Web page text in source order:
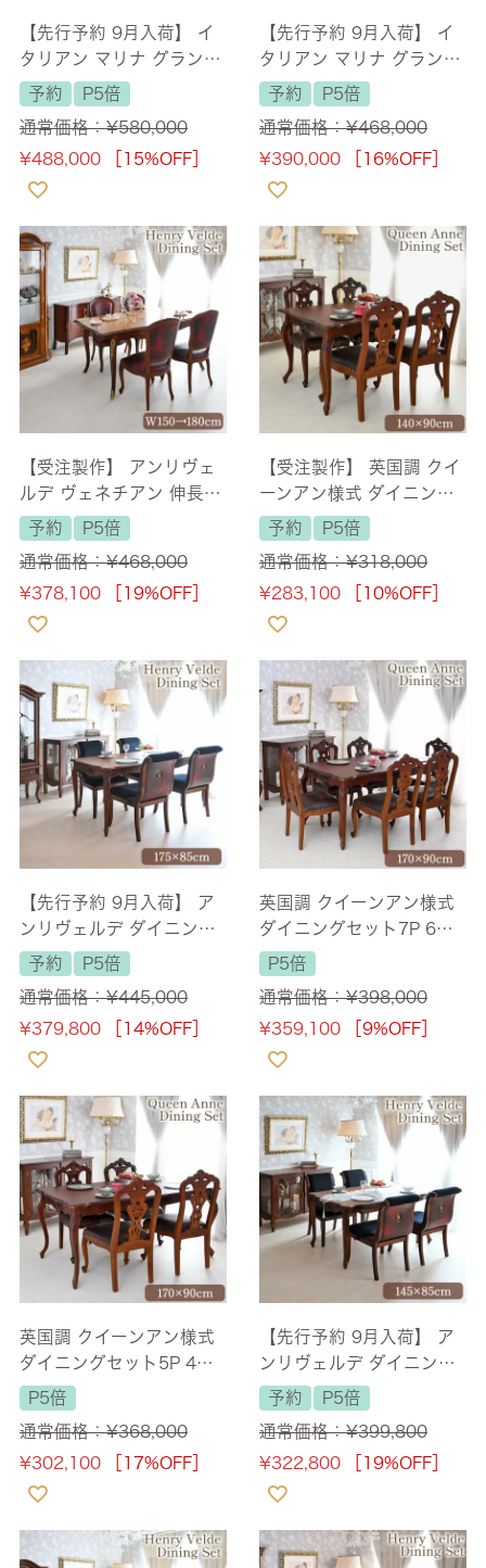
【先行予約 9月入荷】 イ
タリアン マリナ グランデ
長方形 ダイニングセット7
P 6人掛け ジュリアチェア
幅165cm 【送料無料/設
置サービス付】
予約
P5倍
通常価格：¥580,000
¥488,000 ［15%OFF］
【先行予約 9月入荷】 イ
タリアン マリナ グランデ
長方形 ダイニングセット5
P 4人掛け ジュリアチェア
幅165cm 【送料無料/設
置サービス付】
予約
P5倍
通常価格：¥468,000
¥390,000 ［16%OFF］
【受注製作】 アンリヴェ
ルデ ヴェネチアン 伸長式
ダイニングセット5P 4人
掛け ワイン 幅150→180c
m 【送料無料/設置サービ
ス付】
予約
P5倍
通常価格：¥468,000
¥378,100 ［19%OFF］
【受注製作】 英国調 クイ
ーンアン様式 ダイニング
セット5P 4人掛け ブラウ
ン 幅140cm 【送料無料/
設置サービス付】
予約
P5倍
通常価格：¥318,000
¥283,100 ［10%OFF］
【先行予約 9月入荷】 ア
ンリヴェルデ ダイニング
セット5P 4人掛け ブラウ
ン ハンドルチェア 幅175
cm 【送料無料/設置サー
ビス付】
予約
P5倍
通常価格：¥445,000
¥379,800 ［14%OFF］
英国調 クイーンアン様式
ダイニングセット7P 6人
掛け ブラウン 幅170cm
【送料無料/設置サービス
付】
P5倍
通常価格：¥398,000
¥359,100 ［9%OFF］
英国調 クイーンアン様式
ダイニングセット5P 4人
掛け ブラウン 幅170cm
【送料無料/設置サービス
付】
P5倍
通常価格：¥368,000
¥302,100 ［17%OFF］
【先行予約 9月入荷】 ア
ンリヴェルデ ダイニング
セット5P 4人掛け ブラウ
ン ハンドルチェア 幅145
cm 【送料無料/設置サー
ビス付】
予約
P5倍
通常価格：¥399,800
¥322,800 ［19%OFF］